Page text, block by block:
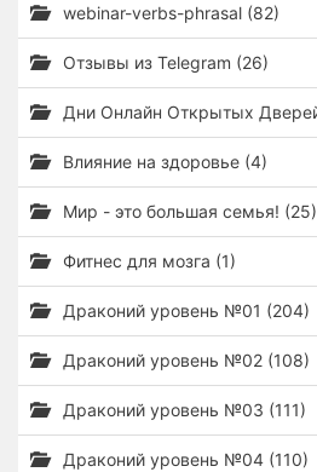
webinar-verbs-phrasal (82)
Отзывы из Telegram (26)
Дни Онлайн Открытых
Влияние на здоровье (4)
Мир - это большая семья! (25)
Фитнес для мозга (1)
Драконий уровень №01 (204)
Драконий уровень №02 (108)
Драконий уровень №03 (111)
Драконий уровень №04 (110)